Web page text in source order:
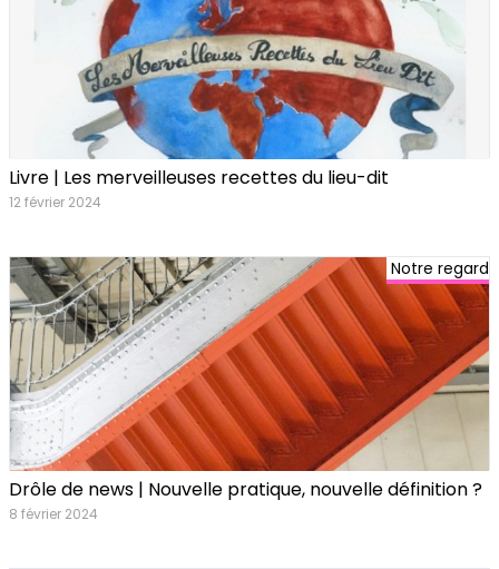
Livre | Les merveilleuses recettes du lieu-dit
12 février 2024
Notre regard
Drôle de news | Nouvelle pratique, nouvelle définition ?
8 février 2024